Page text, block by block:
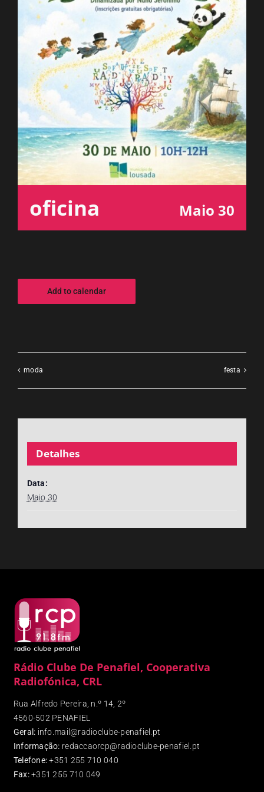
ESPAÇO OUVINTE
CONTACTOS
OUVIR
oficina Maio 30
Add to calendar
moda festa
Detalhes
Data:
Maio 30
Rádio Clube De Penafiel, Cooperativa
Radiofónica, CRL
Rua Alfredo Pereira, n.º 14, 2º
4560-502 PENAFIEL
Geral: info.mail@radioclube-penafiel.pt
Informação: redaccaorcp@radioclube-penafiel.pt
Telefone: +351 255 710 040
Fax:+351 255 710 049